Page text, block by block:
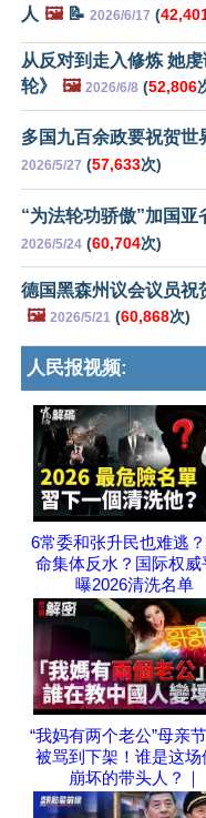
人 🖼️📝 2026/6/17 (
从反对到走入修炼 她
轮》
🖼️ 2026/6/8 (52,806
多国九百余政要祝贺世
2026/5/27 (57,633次)
“为法轮功骄傲”加国亚
2026/5/24 (60,704次)
德国黑森州议会议员祝
🖼️ 2026/5/21 (60,868次)
人民报视频:
6常委和张升民也难逃
命集体反水？国际权威
曝2026清洗名单
“我妈有两个老公”母亲
被骂到下架！谁是这场
崩坏的带头人？｜